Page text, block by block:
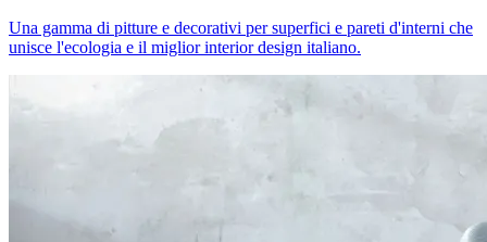
Una gamma di pitture e decorativi per superfici e pareti d'interni che
unisce l'ecologia e il miglior interior design italiano.